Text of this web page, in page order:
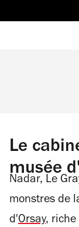
Le
musée
Nadar, Le
monstres de
d'Orsay,